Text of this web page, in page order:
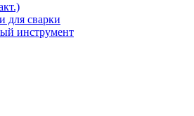
для сварки
инструмент